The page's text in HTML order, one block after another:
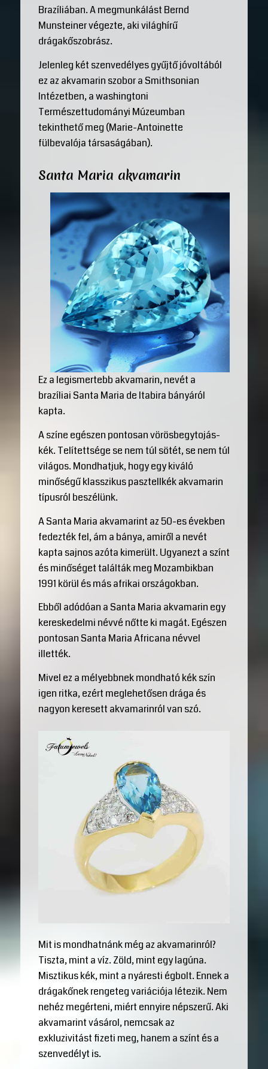
Brazíliában. A megmunkálást Bernd
Munsteiner végezte, aki világhírű
drágakőszobrász.
Jelenleg két szenvedélyes gyűjtő jóvoltából
ez az akvamarin szobor a Smithsonian
Intézetben, a washingtoni
Természettudományi Múzeumban
tekinthető meg (Marie-Antoinette
fülbevalója társaságában).
Santa Maria akvamarin
Ez a legismertebb akvamarin, nevét a
brazíliai Santa Maria de Itabira bányáról
kapta.
A színe egészen pontosan vörösbegytojás-
kék. Telítettsége se nem túl sötét, se nem túl
világos. Mondhatjuk, hogy egy kiváló
minőségű klasszikus pasztellkék akvamarin
típusról beszélünk.
A Santa Maria akvamarint az 50-es években
fedezték fel, ám a bánya, amiről a nevét
kapta sajnos azóta kimerült. Ugyanezt a színt
és minőséget találták meg Mozambikban
1991 körül és más afrikai országokban.
Ebből adódóan a Santa Maria akvamarin egy
kereskedelmi névvé nőtte ki magát. Egészen
pontosan Santa Maria Africana névvel
illették.
Mivel ez a mélyebbnek mondható kék szín
igen ritka, ezért meglehetősen drága és
nagyon keresett akvamarinról van szó.
Mit is mondhatnánk még az akvamarinról?
Tiszta, mint a víz. Zöld, mint egy lagúna.
Misztikus kék, mint a nyáresti égbolt. Ennek a
drágakőnek rengeteg variációja létezik. Nem
nehéz megérteni, miért ennyire népszerű. Aki
akvamarint vásárol, nemcsak az
exkluzivitást fizeti meg, hanem a színt és a
szenvedélyt is.